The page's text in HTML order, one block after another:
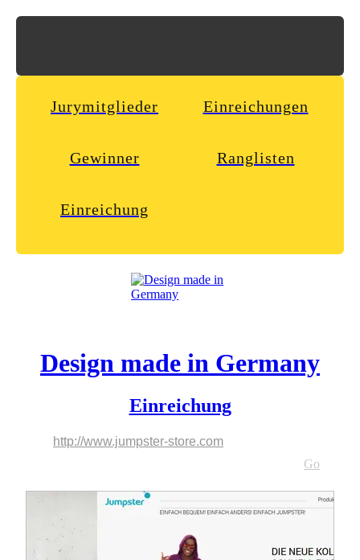
Jurymitglieder Einreichungen
Gewinner Ranglisten
Einreichung
Design made in Germany
Einreichung
http://www.jumpster-store.com
http://www.jumpster-store.com
Go